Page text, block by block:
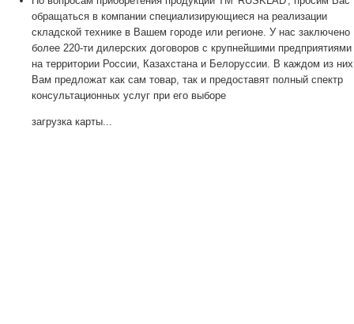
обращаться в компании специализирующиеся на реализации
складской технике в Вашем городе или регионе. У нас заключено
более 220-ти дилерских договоров с крупнейшими предприятиями
на территории России, Казахстана и Белоруссии. В каждом из них
Вам предложат как сам товар, так и предоставят полный спектр
консультационных услуг при его выборе
загрузка карты...